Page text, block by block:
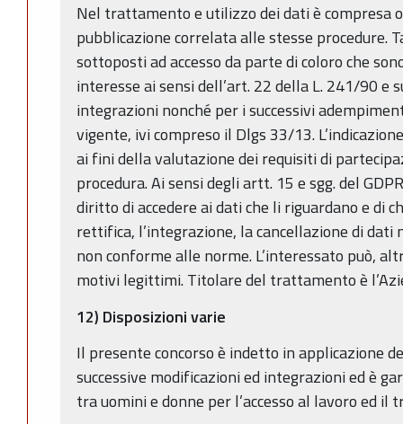
Nel trattamento e utilizzo dei dati è compresa
pubblicazione correlata alle stesse procedure.
sottoposti ad accesso da parte di coloro che
interesse ai sensi dell’art. 22 della L. 241/90 e
integrazioni nonché per i successivi
vigente, ivi compreso il Dlgs 33/13.
ai fini della valutazione dei requisiti di
procedura. Ai sensi degli artt. 15 e sgg. del
diritto di accedere ai dati che li riguardano e di
rettifica, l’integrazione, la cancellazione di
non conforme alle norme. L’interessato può,
motivi legittimi. Titolare del trattamento è
12) Disposizioni varie
Il presente concorso è indetto in applicazione
successive modificazioni ed integrazioni ed è
tra uomini e donne per l’accesso al lavoro ed